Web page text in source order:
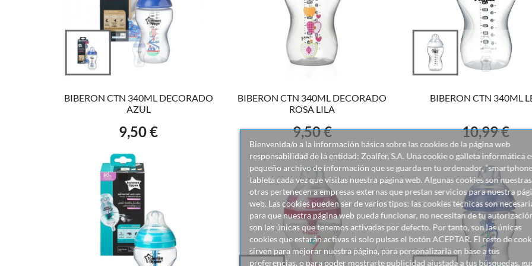
Bienvenida/o a la información básica sobre las cookies de la página web
responsabilidad de la entidad: Zoalfer, S.A. Una cookie o galleta informática
pequeño archivo de información que se guarda en tu ordenador,
tableta cada vez que visitas nuestra página web. Algunas cookies son
otras pertenecen a empresas externas que prestan servicios para nuestra
web. Las cookies pueden ser de varios tipos: las cookies técnicas son
para que nuestra página web pueda funcionar, no necesitan de tu
son las únicas que tenemos activadas por defecto. Por tanto, son las únicas
cookies que estarán activas si solo pulsas el botón ACEPTAR. El resto de
sirven para mejorar nuestra página, para personalizarla en base a tus
preferencias, o para poder mostrarte publicidad ajustada a tus búsquedas,
VER EL PRODUCTO
BIBERON CTN 340ML DECORADO
AZUL
Precio
9,50 €
VER EL PRODUCTO
BIBERON CTN 340ML DECORADO
ROSA LILA
Precio
9,50 €
VER EL PRODUCTO
BIBERON CTN 340ML
Precio
10,99 €